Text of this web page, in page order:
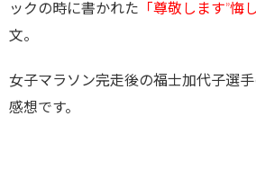
ックの時に書かれた 「尊敬します”悔
文。
女子マラソン完走後の福士加代子選
感想です。